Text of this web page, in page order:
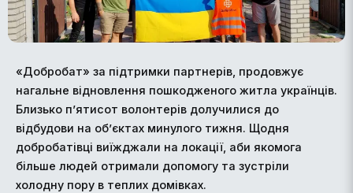
«Добробат» за підтримки партнерів, продовжує
нагальне відновлення пошкодженого житла українців.
Близько п’ятисот волонтерів долучилися до
відбудови на об’єктах минулого тижня. Щодня
добробатівці виїжджали на локації, аби якомога
більше людей отримали допомогу та зустріли
холодну пору в теплих домівках.